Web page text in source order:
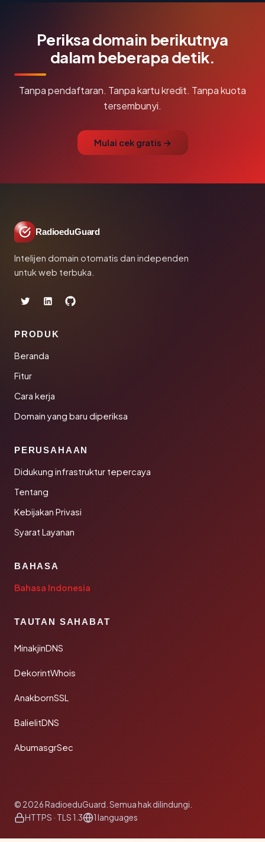
Periksa domain berikutnya
dalam beberapa detik.
Tanpa pendaftaran. Tanpa kartu kredit. Tanpa kuota
tersembunyi.
Mulai cek gratis →
RadioeduGuard
Intelijen domain otomatis dan independen
untuk web terbuka.
PRODUK
Beranda
Fitur
Cara kerja
Domain yang baru diperiksa
PERUSAHAAN
Didukung infrastruktur tepercaya
Tentang
Kebijakan Privasi
Syarat Layanan
BAHASA
Bahasa Indonesia
TAUTAN SAHABAT
MinakjinDNS
DekorintWhois
AnakbornSSL
BalielitDNS
AbumasgrSec
© 2026 RadioeduGuard. Semua hak dilindungi.
HTTPS · TLS 1.3
1 languages